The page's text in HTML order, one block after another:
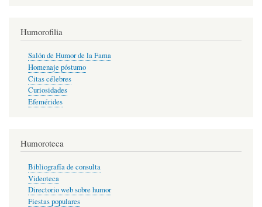
Humorofilia
Salón de Humor de la Fama
Homenaje póstumo
Citas célebres
Curiosidades
Efemérides
Humoroteca
Bibliografía de consulta
Videoteca
Directorio web sobre humor
Fiestas populares